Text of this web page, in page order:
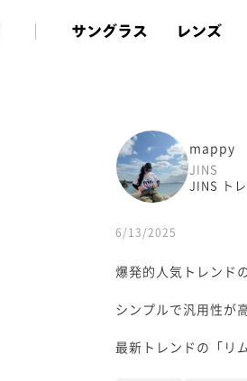
サングラス レンズ
mappy
JINS
JINS ト
6/13/2025
爆発的人気トレンド
シンプルで汎用性が
最新トレンドの「リ